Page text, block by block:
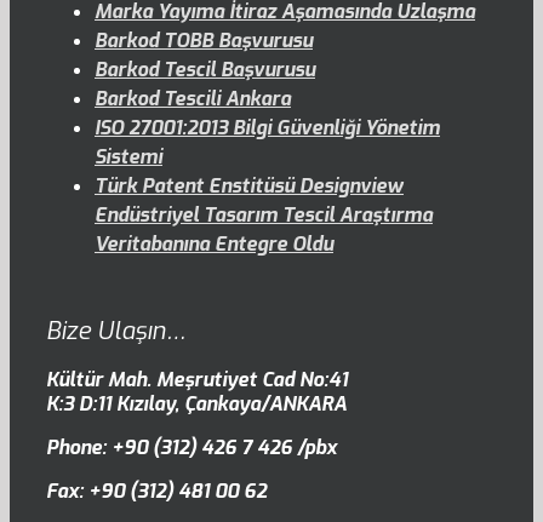
Marka Yayıma İtiraz Aşamasında Uzlaşma
Barkod TOBB Başvurusu
Barkod Tescil Başvurusu
Barkod Tescili Ankara
ISO 27001:2013 Bilgi Güvenliği Yönetim
Sistemi
Türk Patent Enstitüsü Designview
Endüstriyel Tasarım Tescil Araştırma
Veritabanına Entegre Oldu
Bize Ulaşın…
Kültür Mah. Meşrutiyet Cad No:41
K:3 D:11 Kızılay, Çankaya/ANKARA
Phone: +90 (312) 426 7 426 /pbx
Fax: +90 (312) 481 00 62